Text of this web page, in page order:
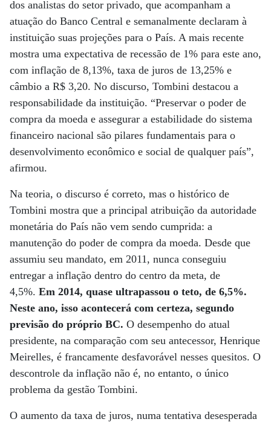
dos analistas do setor privado, que acompanham a
atuação do Banco Central e semanalmente declaram à
instituição suas projeções para o País. A mais recente
mostra uma expectativa de recessão de 1% para este ano,
com inflação de 8,13%, taxa de juros de 13,25% e
câmbio a R$ 3,20. No discurso, Tombini destacou a
responsabilidade da instituição. “Preservar o poder de
compra da moeda e assegurar a estabilidade do sistema
financeiro nacional são pilares fundamentais para o
desenvolvimento econômico e social de qualquer país”,
afirmou.
Na teoria, o discurso é correto, mas o histórico de
Tombini mostra que a principal atribuição da autoridade
monetária do País não vem sendo cumprida: a
manutenção do poder de compra da moeda. Desde que
assumiu seu mandato, em 2011, nunca conseguiu
entregar a inflação dentro do centro da meta, de
4,5%. Em 2014, quase ultrapassou o teto, de 6,5%.
Neste ano, isso acontecerá com certeza, segundo
previsão do próprio BC. O desempenho do atual
presidente, na comparação com seu antecessor, Henrique
Meirelles, é francamente desfavorável nesses quesitos. O
descontrole da inflação não é, no entanto, o único
problema da gestão Tombini.
O aumento da taxa de juros, numa tentativa desesperada